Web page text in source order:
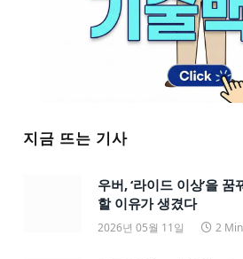
지금 뜨는 기사
우버, ‘라이드 이상’을
할 이유가 생겼다
2026년 05월 11일 2